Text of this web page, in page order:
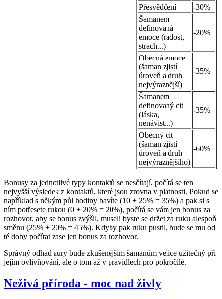
Přesvědčení
-30%
Šamanem
definovaná
emoce (radost,
strach...)
-20%
Obecná emoce
(šaman zjistí
úroveň a druh
nejvýraznější)
-35%
Šamanem
definovaný cit
(láska,
nenávist...)
-35%
Obecný cit
(šaman zjistí
úroveň a druh
nejvýraznějšího)
-60%
Bonusy za jednotlivé typy kontaktů se nesčítají, počítá se ten
nejvyšší výsledek z kontaktů, které jsou zrovna v platnosti. Pokud se
například s někým půl hodiny bavíte (10 + 25% = 35%) a pak si s
ním potřesete rukou (0 + 20% = 20%), počítá se vám jen bonus za
rozhovor, aby se bonus zvýšil, museli byste se držet za ruku alespoň
směnu (25% + 20% = 45%). Kdyby pak ruku pustil, bude se mu od
té doby počítat zase jen bonus za rozhovor.
Správný odhad aury bude zkušenějším šamanům velice užitečný při
jejím ovlivňování, ale o tom až v pravidlech pro pokročilé.
Neživá příroda - moc nad živly